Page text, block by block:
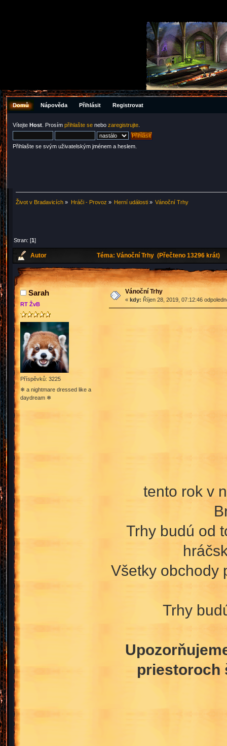
Domů Nápověda Přihlásit Registrovat
Vítejte Host . Prosím přihlašte se nebo zaregistrujte
Přihlašte se svým uživatelským jménem a heslem.
Život v Bradavicích » Hráči - Provoz » Herní události» Vánoční Trhy
Stran: [1]
Autor Téma: Vánoční Trhy (Přečteno 13296 krát)
Sarah
RT ŽvB
Příspěvků: 3225
❄ a nightmare dressed like a
daydream ❄
Vánoční Trhy
« kdy: Říjen 28, 2019, 07:12:46
tento rok v
Trhy budú od
Všetky obchody
Trhy
priestoroch